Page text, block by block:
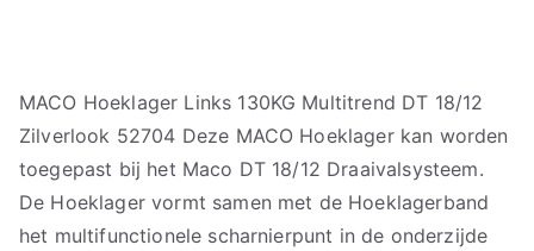
MACO Hoeklager Links 130KG Multitrend DT 18/12
Zilverlook 52704 Deze MACO Hoeklager kan worden
toegepast bij het Maco DT 18/12 Draaivalsysteem.
De Hoeklager vormt samen met de Hoeklagerband
het multifunctionele scharnierpunt in de onderzijde